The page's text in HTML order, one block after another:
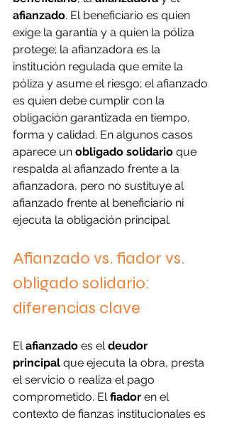
afianzado. El beneficiario es quien
exige la garantía y a quien la póliza
protege; la afianzadora es la
institución regulada que emite la
póliza y asume el riesgo; el afianzado
es quien debe cumplir con la
obligación garantizada en tiempo,
forma y calidad. En algunos casos
aparece un obligado solidario que
respalda al afianzado frente a la
afianzadora, pero no sustituye al
afianzado frente al beneficiario ni
ejecuta la obligación principal.
Afianzado vs. fiador vs.
obligado solidario:
diferencias clave
El afianzado es el deudor
principal que ejecuta la obra, presta
el servicio o realiza el pago
comprometido. El fiador en el
contexto de fianzas institucionales es